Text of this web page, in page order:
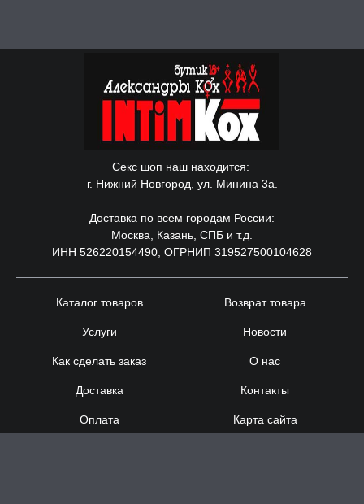
Секс шоп наш находится:
г. Нижний Новгород, ул. Минина 3а.
Доставка по всем городам России:
Москва, Казань, СПБ и т.д.
ИНН 526220154490, ОГРНИП 319527500104628
Каталог товаров
Услуги
Как сделать заказ
Доставка
Оплата
Возврат товара
Новости
О нас
Контакты
Карта сайта